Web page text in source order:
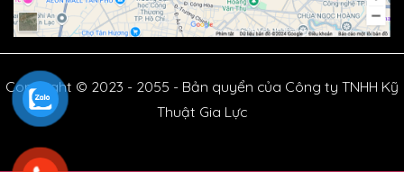
Copyright © 2023 - 2055 - Bản quyển của Công ty TNHH Kỹ
Thuật Gia Lực